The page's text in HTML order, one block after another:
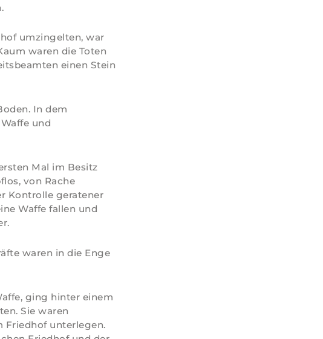
umzingelten, war
waren die Toten
einen Stein
In dem
und
Mal im Besitz
von Rache
Kontrolle geratener
Waffe fallen und
waren in die Enge
ging hinter einem
Sie waren
Friedhof unterlegen.